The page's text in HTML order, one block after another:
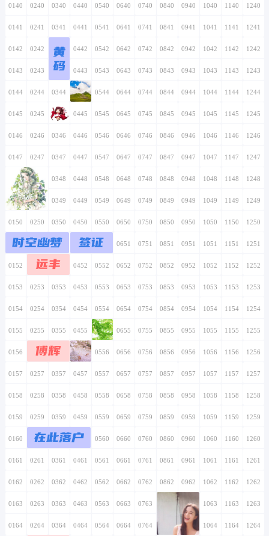
0140 0240 0340 0440 0540 0640 0740 0840 0940 1040 1140 1240
0141 0241 0341 0441 0541 0641 0741 0841 0941 1041 1141 1241
0142 0242 0342
黄
码
0442 0542 0642 0742 0842 0942 1042 1142 1242
0143 0243 0343 0443 0543 0643 0743 0843 0943 1043 1143 1243
0144 0244 0344 0444 0544 0644 0744 0844 0944 1044 1144 1244
0145 0245 0345 0445 0545 0645 0745 0845 0945 1045 1145 1245
0146 0246 0346 0446 0546 0646 0746 0846 0946 1046 1146 1246
0147 0247 0347 0447 0547 0647 0747 0847 0947 1047 1147 1247
0148 0248 0348 0448 0548 0648 0748 0848 0948 1048 1148 1248
0149 0249 0349 0449 0549 0649 0749 0849 0949 1049 1149 1249
0150 0250 0350 0450 0550 0650 0750 0850 0950 1050 1150 1250
0151
时空幽梦
0251 0351 0451
签证
0551 0651 0751 0851 0951 1051 1151 1251
0152 0252
远丰
0352 0452 0552 0652 0752 0852 0952 1052 1152 1252
0153 0253 0353 0453 0553 0653 0753 0853 0953 1053 1153 1253
0154 0254 0354 0454 0554 0654 0754 0854 0954 1054 1154 1254
0155 0255 0355 0455 0555 0655 0755 0855 0955 1055 1155 1255
0156 0256
傅辉
0356 0456 0556 0656 0756 0856 0956 1056 1156 1256
0157 0257 0357 0457 0557 0657 0757 0857 0957 1057 1157 1257
0158 0258 0358 0458 0558 0658 0758 0858 0958 1058 1158 1258
0159 0259 0359 0459 0559 0659 0759 0859 0959 1059 1159 1259
0160 0260
在此落户
0360 0460 0560 0660 0760 0860 0960 1060 1160 1260
0161 0261 0361 0461 0561 0661 0761 0861 0961 1061 1161 1261
0162 0262 0362 0462 0562 0662 0762 0862 0962 1062 1162 1262
0163 0263 0363 0463 0563 0663 0763 0963 1063 1163 1263
0164 0264 0364 0464 0564 0664 0764 0964 1064 1164 1264